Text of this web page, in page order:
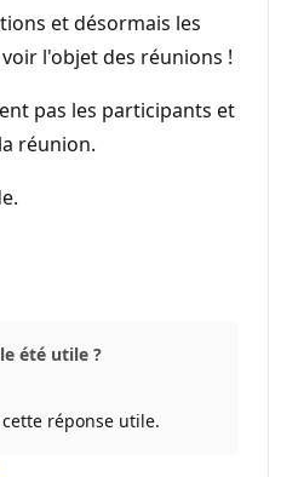
et désormais les
l'objet des réunions !
pas les participants et
réunion.
été utile ?
réponse utile.